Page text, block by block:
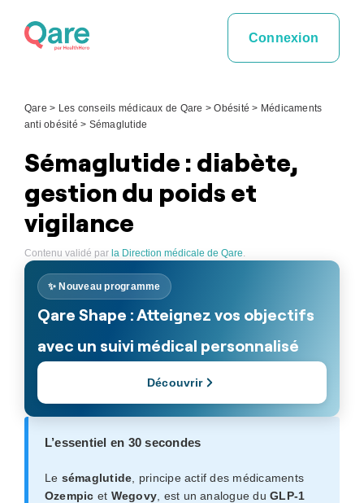
Connexion
Qare > Les conseils médicaux de Qare >Obésité > Médicaments
anti obésité > Sémaglutide
Sémaglutide : diabète,
gestion du poids et
vigilance
Contenu validé par la Direction médicale de Qare.
✨ Nouveau programme
Qare Shape : Atteignez vos objectifs
avec un suivi médical personnalisé
Découvrir
L’essentiel en 30 secondes
Le sémaglutide , principe actif des médicaments
Ozempic et Wegovy , est un analogue duGLP-1